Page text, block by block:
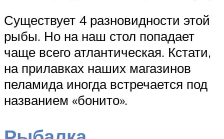
Существует 4 разновидности этой
рыбы. Но на наш стол попадает
чаще всего атлантическая. Кстати,
на прилавках наших магазинов
пеламида иногда встречается под
названием «бонито».